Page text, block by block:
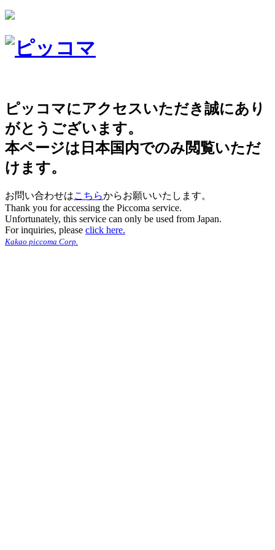
ピッコマにアクセスいただき誠にあり
がとうございます。
本ページは日本国内でのみ閲覧いただ
けます。
お問い合わせはこちらからお願いいたします。
Thank you for accessing the Piccoma service.
Unfortunately, this service can only be used from Japan.
For inquiries, please click here.
Kakao piccoma Corp.